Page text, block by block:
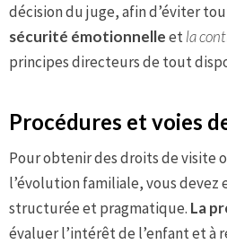
décision du juge, afin d’éviter
sécurité émotionnelleetla
principes directeurs de tout
Procédures et voies
Pour obtenir des droits de visite
l’évolution familiale, vous devez
structurée et pragmatique. La
évaluer l’intérêt de l’enfant et à